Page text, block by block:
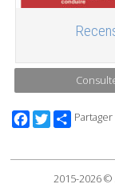
FacebookTwitter
2015-2026